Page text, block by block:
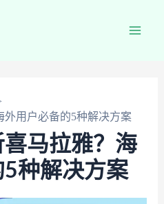
用户必备的5种解决方案
马拉雅？海
种解决方案